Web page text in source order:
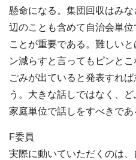
懸命になる。集団回収はみ
辺のことも含めて自治会単
ことが重要である。難しい
ン減らすと言ってもピンと
ごみが出ていると発表すれ
う。大きな話しではなく、
家庭単位で話しをすべきであ
F委員
実際に動いていただくのは